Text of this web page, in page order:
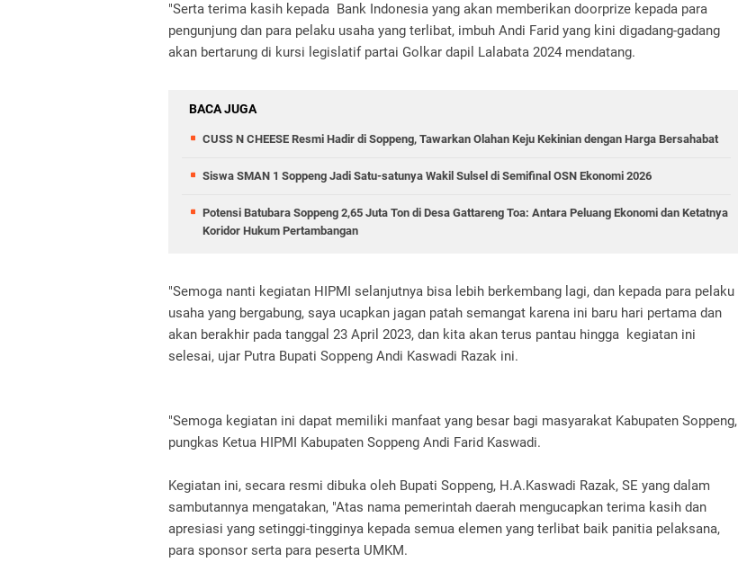
"Serta terima kasih kepada Bank Indonesia yang akan memberikan doorprize kepada para
pengunjung dan para pelaku usaha yang terlibat, imbuh Andi Farid yang kini digadang-gadang
akan bertarung di kursi legislatif partai Golkar dapil Lalabata 2024 mendatang.
BACA JUGA
CUSS N CHEESE Resmi Hadir di Soppeng, Tawarkan Olahan Keju Kekinian dengan Harga Bersahabat
Siswa SMAN 1 Soppeng Jadi Satu-satunya Wakil Sulsel di Semifinal OSN Ekonomi 2026
Potensi Batubara Soppeng 2,65 Juta Ton di Desa Gattareng Toa: Antara Peluang Ekonomi dan Ketatnya
Koridor Hukum Pertambangan
"Semoga nanti kegiatan HIPMI selanjutnya bisa lebih berkembang lagi, dan kepada para pelaku
usaha yang bergabung, saya ucapkan jagan patah semangat karena ini baru hari pertama dan
akan berakhir pada tanggal 23 April 2023, dan kita akan terus pantau hingga kegiatan ini
selesai, ujar Putra Bupati Soppeng Andi Kaswadi Razak ini.
"Semoga kegiatan ini dapat memiliki manfaat yang besar bagi masyarakat Kabupaten Soppeng,
pungkas Ketua HIPMI Kabupaten Soppeng Andi Farid Kaswadi.
Kegiatan ini, secara resmi dibuka oleh Bupati Soppeng, H.A.Kaswadi Razak, SE yang dalam
sambutannya mengatakan, "Atas nama pemerintah daerah mengucapkan terima kasih dan
apresiasi yang setinggi-tingginya kepada semua elemen yang terlibat baik panitia pelaksana,
para sponsor serta para peserta UMKM.